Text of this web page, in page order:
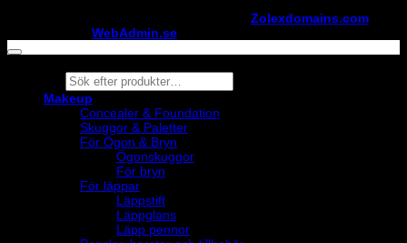
Zolexdomains.com
WebAdmin.se
Products
search
Makeup
Concealer & Foundation
Skuggor & Paletter
För Ögon & Bryn
Ögonskuggor
För bryn
För läppar
Läppstift
Läppglans
Läpp pennor